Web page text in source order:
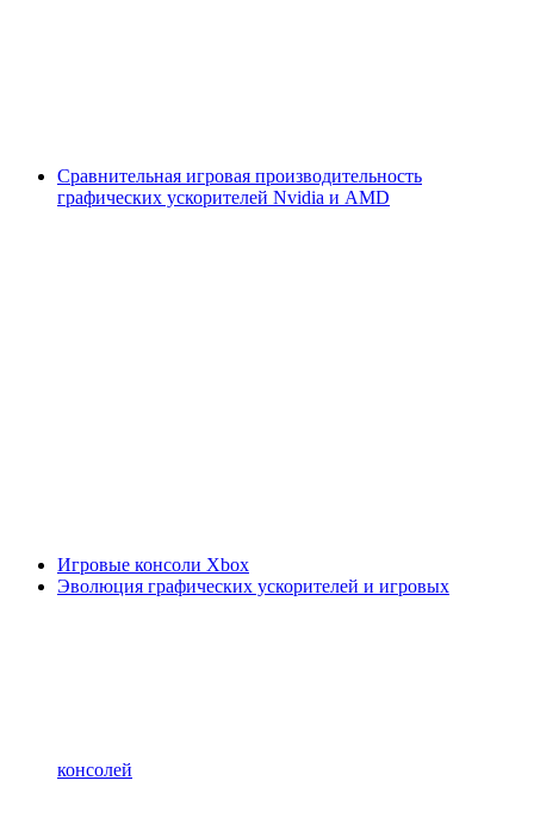
Сравнительная игровая производительность
графических ускорителей Nvidia и AMD
Игровые консоли Xbox
Эволюция графических ускорителей и игровых
консолей